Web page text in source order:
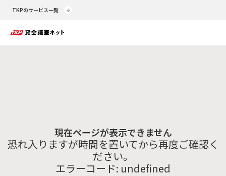
TKPのサービス一覧
現在ページが表示できません
恐れ入りますが時間を置いてから再度ご確認く
ださい。
エラーコード: undefined